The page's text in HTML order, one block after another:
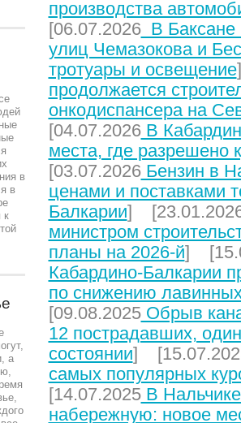
в
в
к
а
производства
[06.07.2026В Баксане
улиц Чемазокова и
тротуары и освещение
продолжается
онкодиспансера на
[04.07.2026В
места, где разрешено
[03.07.2026Бензин в
ценами и поставками
Балкарии]
министром
планы на 2026-й]
Кабардино-Балкарии
по снижению
[09.08.2025Обрыв
12 пострадавших,
состоянии]
самых популярных
[14.07.2025В
набережную: новое